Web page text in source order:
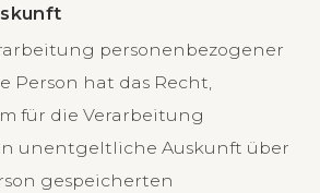
personenbezogener
Person hat das Recht,
für die Verarbeitung
unentgeltliche Auskunft über
gespeicherten